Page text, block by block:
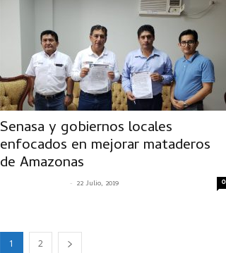
Senasa y gobiernos locales
enfocados en mejorar mataderos
de Amazonas
- 22 Julio, 2019 0
1 2